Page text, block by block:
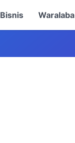
Bisnis Waralaba